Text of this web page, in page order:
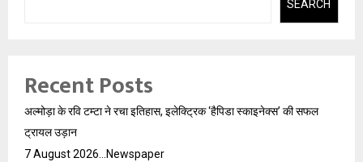
SEARCH
Recent Posts
अल्मोड़ा के रवि टम्टा ने रचा इतिहास, इलेक्ट्रिक ‘हैपिडा स्काइनेक्स’ की सफल
ट्रायल उड़ान
7 August 2026…Newspaper